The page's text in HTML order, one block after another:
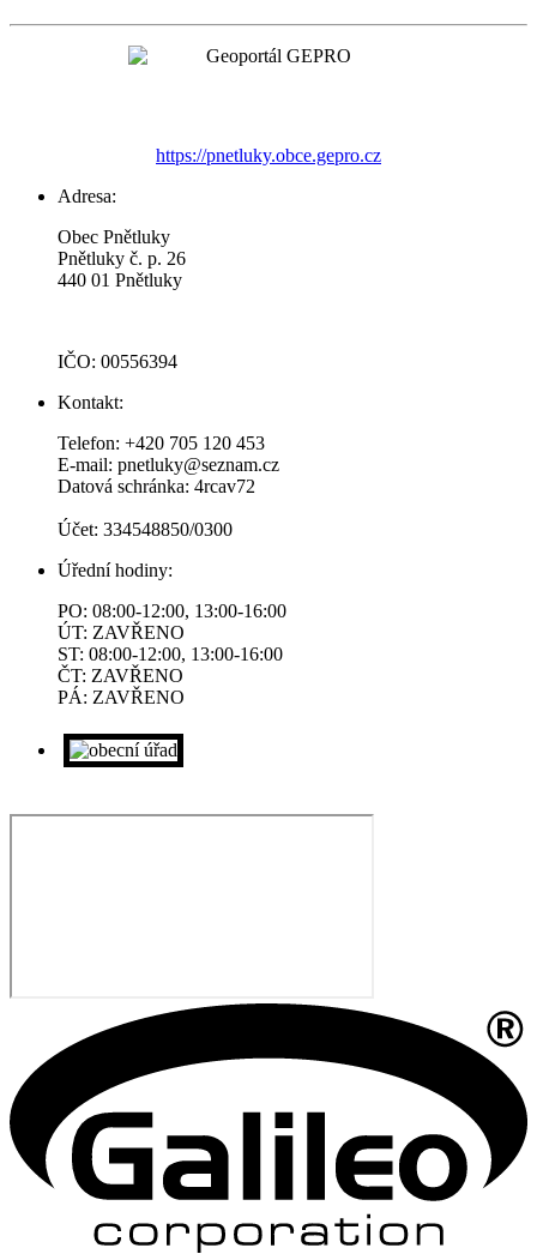
https://pnetluky.obce.gepro.cz
Adresa:
Obec Pnětluky
Pnětluky č. p. 26
440 01 Pnětluky
IČO: 00556394
Kontakt:
Telefon: +420 705 120 453
E-mail: pnetluky@seznam.cz
Datová schránka: 4rcav72
Účet: 334548850/0300
Úřední hodiny:
PO: 08:00-12:00, 13:00-16:00
ÚT: ZAVŘENO
ST: 08:00-12:00, 13:00-16:00
ČT: ZAVŘENO
PÁ: ZAVŘENO